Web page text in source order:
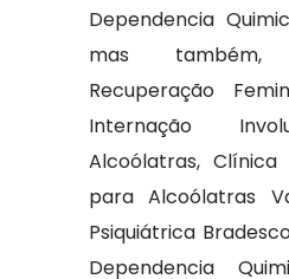
Dependencia
mas
Recuperação
Internação
Alcoólatras, Clínica
para Alcoólatras
Psiquiátrica
Dependencia